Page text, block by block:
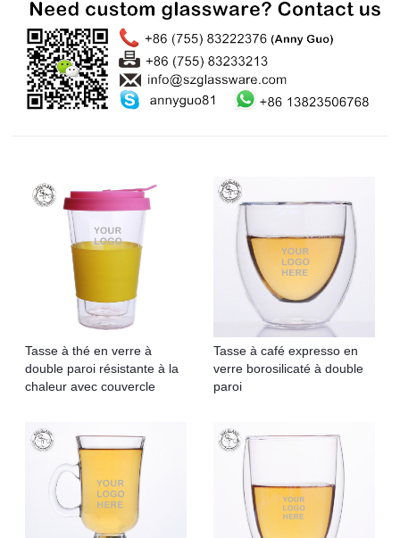
Tasse à thé en verre à
double paroi résistante à la
chaleur avec couvercle
Tasse à café expresso en
verre borosilicaté à double
paroi